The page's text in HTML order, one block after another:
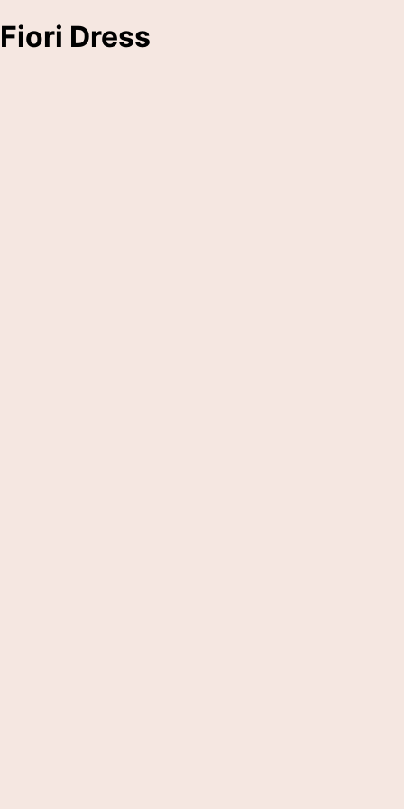
Fiori Dress